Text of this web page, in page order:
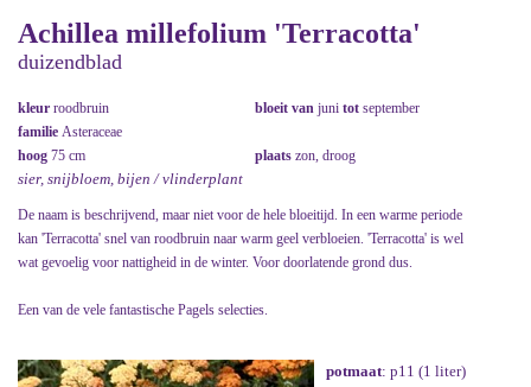
Achillea millefolium 'Terracotta'
duizendblad
kleur roodbruin bloeit van juni tot september
familie Asteraceae
hoog 75 cm plaats zon, droog
sier, snijbloem, bijen / vlinderplant
De naam is beschrijvend, maar niet voor de hele bloeitijd. In een warme periode
kan 'Terracotta' snel van roodbruin naar warm geel verbloeien. 'Terracotta' is wel
wat gevoelig voor nattigheid in de winter. Voor doorlatende grond dus.
Een van de vele fantastische Pagels selecties.
potmaat: p11 (1 liter)